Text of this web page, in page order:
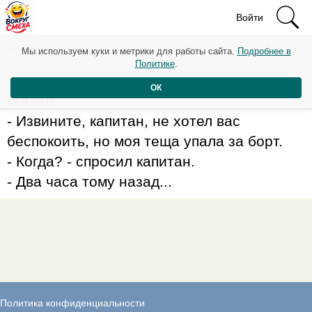
Войти
Рейтинг: 93
К капитану судна подошёл человек и
сказал:
- Извините, капитан, не хотел вас
беспокоить, но моя теща упала за борт.
- Когда? - спросил капитан.
- Два часа тому назад...
Политика конфиденциальности
Мы используем куки и метрики для работы сайта. Подробнее в
Политике.
ОК